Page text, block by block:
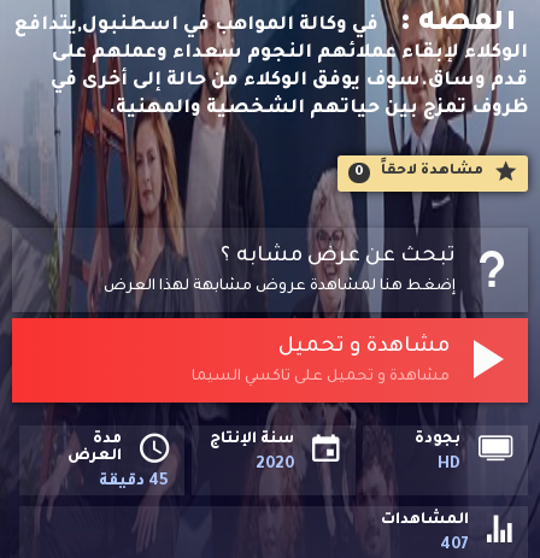
القصه :
في وكالة المواهب في اسطنبول,يتدافع
الوكلاء لإبقاء عملائهم النجوم سعداء وعملهم على
قدم وساق.سوف يوفق الوكلاء من حالة إلى أخرى في
ظروف تمزج بين حياتهم الشخصية والمهنية.
مشاهدة لاحقاََ 0
تبحث عن عرض مشابه ؟
إضغط هنا لمشاهدة عروض مشابهة لهذا العرض
مشاهدة و تحميل
مشاهدة و تحميل على تاكسي السيما
بجودة
HD
سنة الإنتاج
2020
مدة
العرض
45 دقيقة
المشاهدات
407